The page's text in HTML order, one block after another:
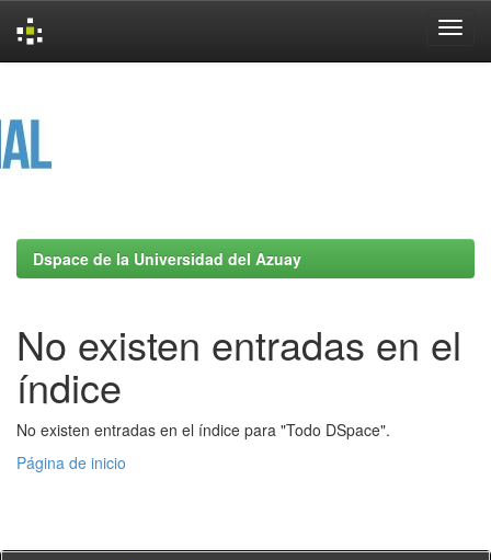
Dspace de la Universidad del Azuay
No existen entradas en el
índice
No existen entradas en el índice para "Todo DSpace".
Página de inicio